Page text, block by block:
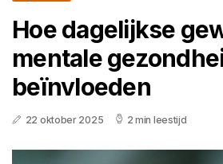
Hoe dagelijkse
mentale
beïnvloeden
22 oktober 2025 2 min leestijd